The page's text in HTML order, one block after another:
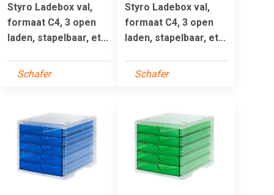
Styro Ladebox val,
formaat C4, 3 open
laden, stapelbaar, et...
Schafer
Styro Ladebox val,
formaat C4, 3 open
laden, stapelbaar, et...
Schafer